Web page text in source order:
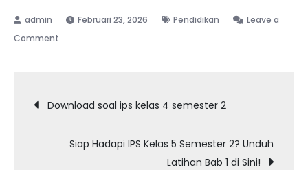
Februari 23, 2026 Pendidikan
Leave a
Comment
Kelas
Semester
Navigasi
pos
Download soal ips kelas 4 semester 2
Siap Hadapi IPS Kelas 5 Semester 2? Unduh
Latihan Bab 1 di Sini!